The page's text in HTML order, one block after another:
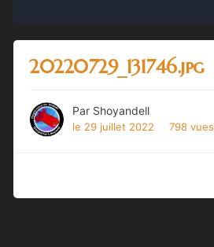
20220729_131746.jpg
Par Shoyandell
le 29 juillet 2022 798 vues